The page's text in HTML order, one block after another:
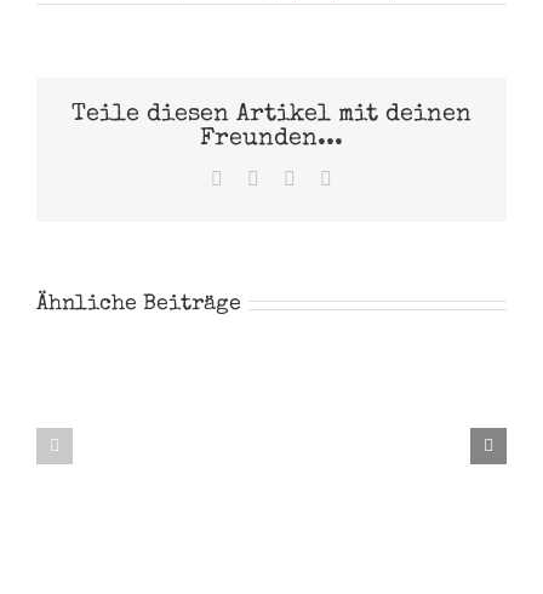
Teile diesen Artikel mit deinen
Freunden...
Facebook Pinterest
Ähnliche Beiträge